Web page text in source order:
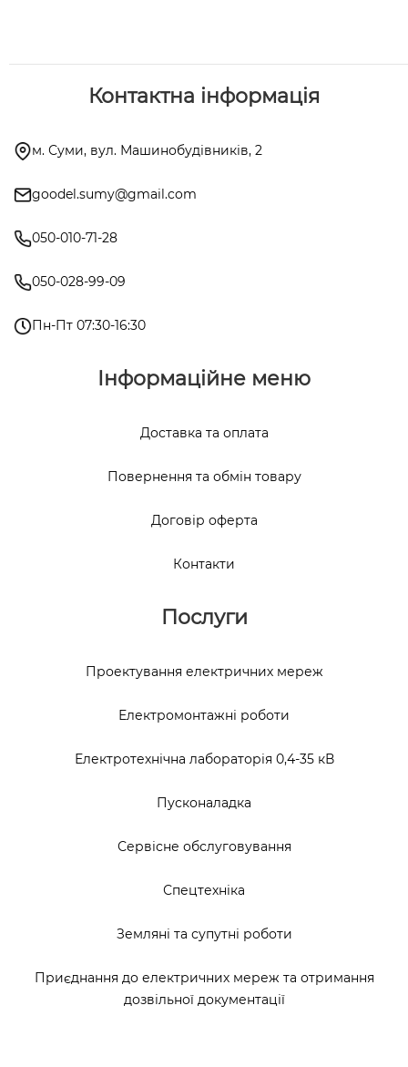
Контактна інформація
м. Суми, вул. Машинобудівників, 2
goodel.sumy@gmail.com
050-010-71-28
050-028-99-09
Пн-Пт 07:30-16:30
Інформаційне меню
Доставка та оплата
Повернення та обмін товару
Договір оферта
Контакти
Послуги
Проектування електричних мереж
Електромонтажні роботи
Електротехнічна лабораторія 0,4-35 кВ
Пусконаладка
Сервісне обслуговування
Спецтехніка
Земляні та супутні роботи
Приєднання до електричних мереж та отримання
дозвільної документації